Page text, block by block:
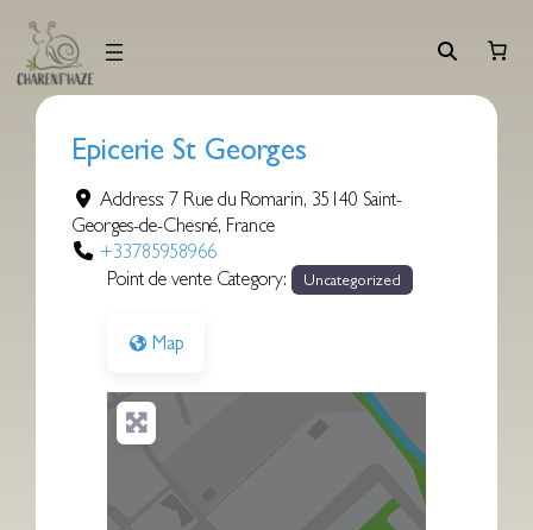
contenu
Epicerie St Georges
Address:7 Rue du Romarin, 35140 Saint-
Georges-de-Chesné, France
+33785958966
Point de vente Category:
Uncategorized
Map